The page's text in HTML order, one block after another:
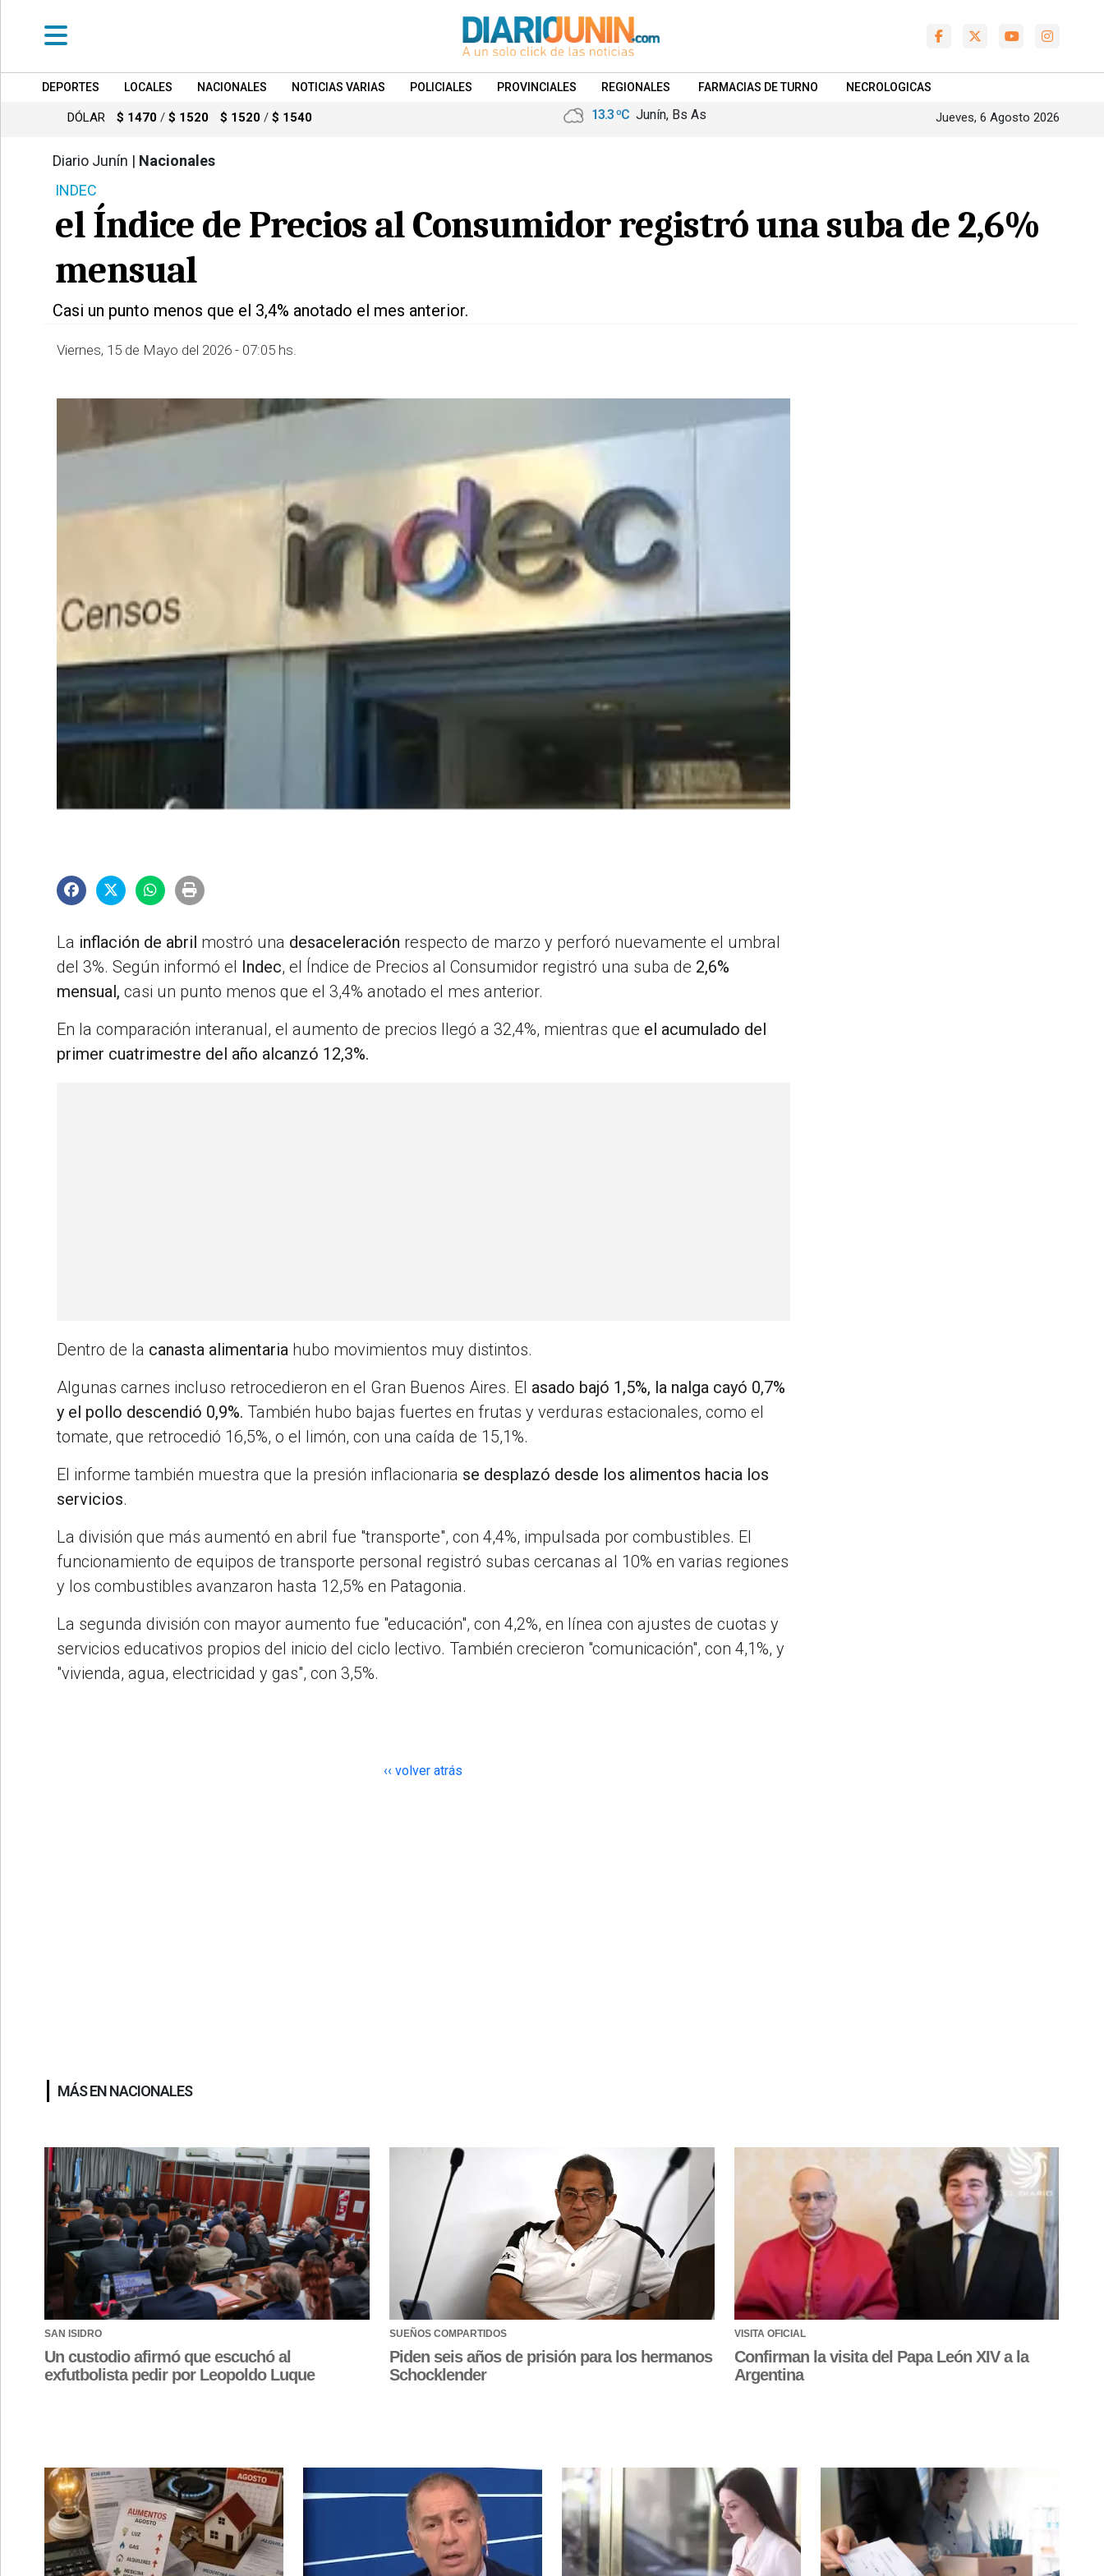
DEPORTES
LOCALES
POLICIALES
INTERNACIONALES
• RADIOS EN VIVO
DEPORTES LOCALES NACIONALES NOTICIAS VARIAS POLICIALES PROVINCIALES REGIONALES FARMACIAS DE TURNO NECROLOGICAS
DÓLAR $ 1470 / $ 1520 $ 1520 / $ 1540 13.3 ºC Junín, Bs As Jueves, 6 Agosto 2026
Diario Junín | Nacionales
INDEC
el Índice de Precios al Consumidor registró una suba de 2,6%
mensual
Casi un punto menos que el 3,4% anotado el mes anterior.
Viernes, 15 de Mayo del 2026 - 07:05 hs.
La inflación de abril mostró una desaceleración respecto de marzo y perforó nuevamente el umbral
del 3%. Según informó el
Indec, el Índice de Precios al Consumidor registró una suba de 2,6%
mensual, casi un punto menos que el 3,4% anotado el mes anterior.
En la comparación interanual, el aumento de precios llegó a 32,4%, mientras que el acumulado del
primer cuatrimestre del año alcanzó 12,3%.
Dentro de la canasta alimentaria hubo movimientos muy distintos.
Algunas carnes incluso retrocedieron en el Gran Buenos Aires. El asado bajó 1,5%, la nalga cayó 0,7%
y el pollo descendió 0,9%. También hubo bajas fuertes en frutas y verduras estacionales, como el
tomate, que retrocedió 16,5%, o el limón, con una caída de 15,1%.
El informe también muestra que la presión inflacionaria se desplazó desde los alimentos hacia los
servicios.
La división que más aumentó en abril fue "transporte", con 4,4%, impulsada por combustibles. El
funcionamiento de equipos de transporte personal registró subas cercanas al 10% en varias regiones
y los combustibles avanzaron hasta 12,5% en Patagonia.
La segunda división con mayor aumento fue "educación", con 4,2%, en línea con ajustes de cuotas y
servicios educativos propios del inicio del ciclo lectivo. También crecieron "comunicación", con 4,1%, y
"vivienda, agua, electricidad y gas", con 3,5%.
‹‹ volver atrás
MÁS EN NACIONALES
SAN ISIDRO
Un custodio afirmó que escuchó al
exfutbolista pedir por Leopoldo Luque
SUEÑOS COMPARTIDOS
Piden seis años de prisión para los hermanos
Schocklender
VISITA OFICIAL
Confirman la visita del Papa León XIV a la
Argentina